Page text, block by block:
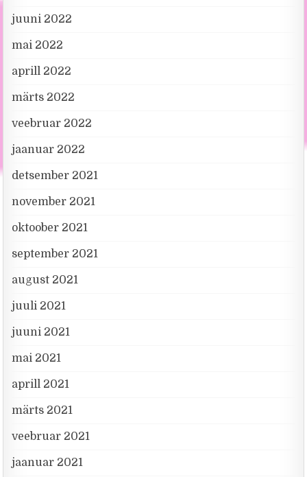
juuni 2022
mai 2022
aprill 2022
märts 2022
veebruar 2022
jaanuar 2022
detsember 2021
november 2021
oktoober 2021
september 2021
august 2021
juuli 2021
juuni 2021
mai 2021
aprill 2021
märts 2021
veebruar 2021
jaanuar 2021